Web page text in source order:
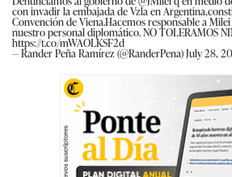
con invadir la embajada de Vzla en
Convención de Viena.Hacemos responsable a
nuestro personal diplomático. NO TOLERAMOS
https://t.co/mWAOLKSF2d
— Rander Peña Ramírez (@RanderPena)July 28,